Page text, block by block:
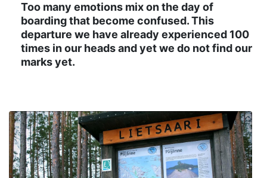
Too many emotions mix on the day of
boarding that become confused. This
departure we have already experienced 100
times in our heads and yet we do not find our
marks yet.